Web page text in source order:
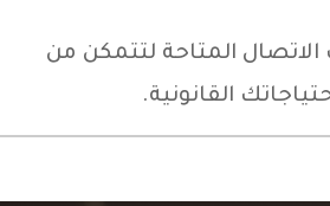
الاتصال المتاحة لتتمكن من
القانونية.